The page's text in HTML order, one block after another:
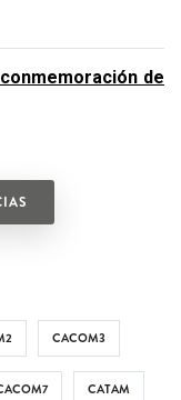
de
CACOM3
CATAM